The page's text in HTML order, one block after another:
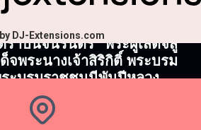
by DJ-Extensions.com
ราบนิจนิรันดร์" พระผู้เสด็จสู่
จพระนางเจ้าสิริกิติ์ พระบรม
ะบรมราชชนนีพันปีหลวง